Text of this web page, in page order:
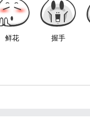
鲜花 握手